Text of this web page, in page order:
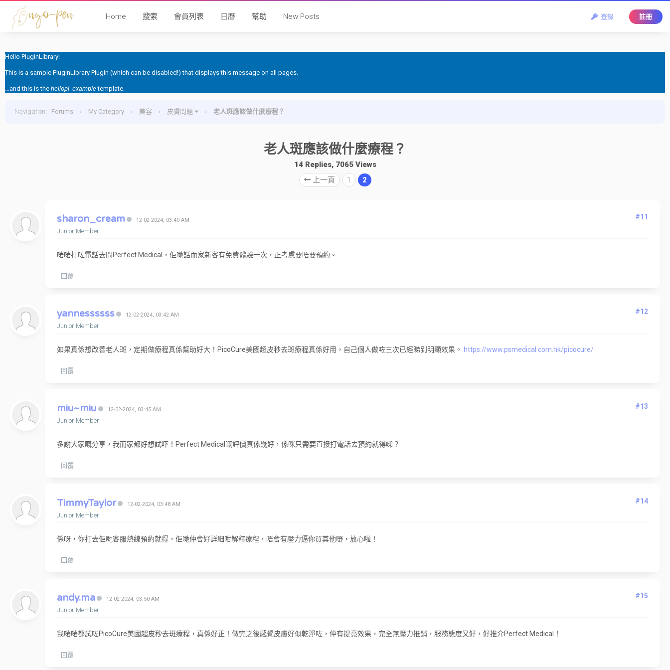
登錄 註冊
Home 搜索 會員列表 日曆 幫助 New Posts
Hello PluginLibrary!
This is a sample PluginLibrary Plugin (which can be disabled!) that displays this message on all pages.
...and this is the hellopl_exampletemplate.
Navigation: Forums › My Category › 美容 › 皮膚問題 › 老人斑應該做什麼療程？
老人斑應該做什麼療程？
14 Replies, 7065 Views
上一頁
1 2
sharon_cream 12-02-2024, 03:40 AM
Junior Member
#11
啱啱打咗電話去問Perfect Medical，佢哋話而家新客有免費體驗一次，正考慮要唔要預約。
回覆
yannessssss 12-02-2024, 03:42 AM
Junior Member
#12
如果真係想改善老人斑，定期做療程真係幫助好大！PicoCure美國超皮秒去斑療程真係好用，自己個人做咗三次已經睇到明顯效果。 https://www.psmedical.com.hk/picocure/
回覆
miu~miu 12-02-2024, 03:45 AM
Junior Member
#13
多謝大家嘅分享，我而家都好想試吓！Perfect Medical嘅評價真係幾好，係咪只需要直接打電話去預約就得㗎？
回覆
TimmyTaylor 12-02-2024, 03:48 AM
Junior Member
#14
係呀，你打去佢哋客服熱線預約就得，佢哋仲會好詳細咁解釋療程，唔會有壓力逼你買其他嘢，放心啦！
回覆
andy.ma 12-02-2024, 03:50 AM
Junior Member
#15
我啱啱都試咗PicoCure美國超皮秒去斑療程，真係好正！做完之後感覺皮膚好似乾淨咗，仲有提亮效果，完全無壓力推銷，服務態度又好，好推介Perfect Medical！
回覆